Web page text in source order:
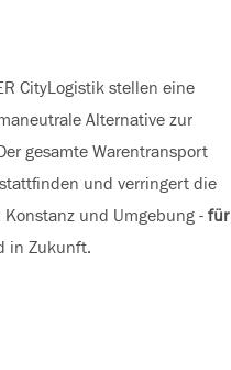
CityLogistik stellen eine
Alternative zur
gesamte Warentransport
und verringert die
und Umgebung - für
in Zukunft.